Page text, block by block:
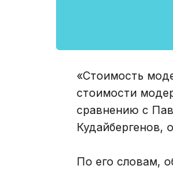
«Стоимость
стоимости
сравнению с
Кудайбергенов,
По его словам,